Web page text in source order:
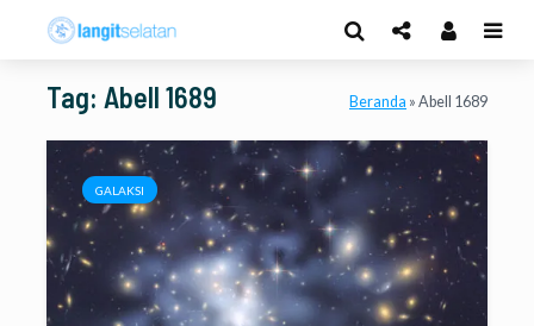
Tag: Abell 1689 Beranda » Abell 1689
GALAKSI